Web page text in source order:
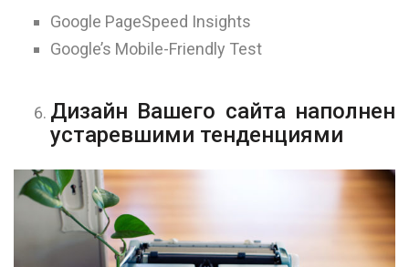
Google PageSpeed Insights
Google’s Mobile-Friendly Test
Дизайн Вашего сайта наполнен
устаревшими тенденциями